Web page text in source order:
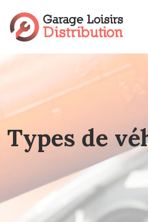
Types de